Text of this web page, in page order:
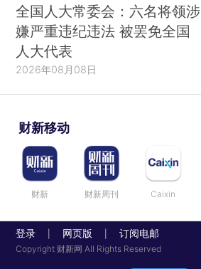
全国人大常委会：六名将领涉
嫌严重违纪违法 被罢免全国
人大代表
2026年08月08日
财新移动
财新 财新周刊 Caixin
登录 网页版 订阅电邮
Copyright 财新网 All Rights Reserved